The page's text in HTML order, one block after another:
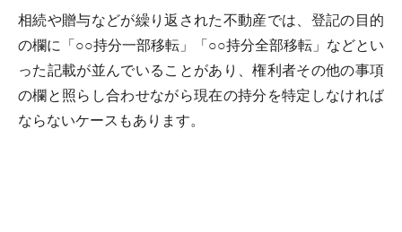
相続や贈与などが繰り返された不動産では、登記の目的
の欄に「○○持分一部移転」「○○持分全部移転」などとい
った記載が並んでいることがあり、権利者その他の事項
の欄と照らし合わせながら現在の持分を特定しなければ
ならないケースもあります。